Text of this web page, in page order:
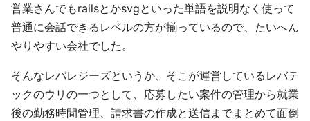
営業さんでもrailsとかsvgといった単語を説明なく使って
普通に会話できるレベルの方が揃っているので、たいへん
やりやすい会社でした。
そんなレバレジーズというか、そこが運営しているレバテ
ックのウリの一つとして、応募したい案件の管理から就業
後の勤務時間管理、請求書の作成と送信までまとめて面倒